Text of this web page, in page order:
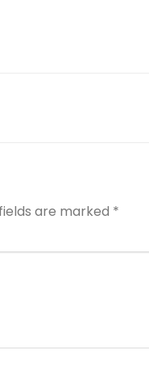
are marked *